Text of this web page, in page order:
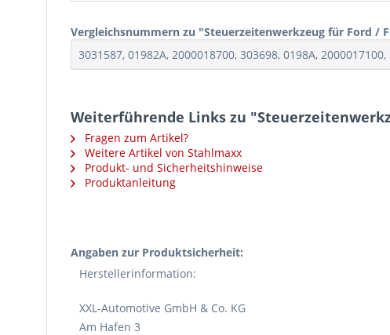
Vergleichsnummern zu "Steuerzeitenwerkzeug für Ford /
3031587, 01982A, 2000018700, 303698, 0198A,
Weiterführende Links zu
Fragen zum Artikel?
Weitere Artikel von Stahlmaxx
Produkt- und Sicherheitshinweise
Produktanleitung
Angaben zur Produktsicherheit:
Herstellerinformation:
XXL-Automotive GmbH & Co. KG
Am Hafen 3